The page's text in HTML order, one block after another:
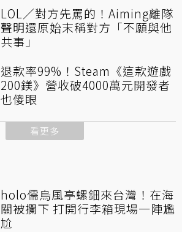
LOL／對方先罵的！Aiming離隊
聲明還原始末稱對方「不願與他
共事」
退款率99%！Steam《這款遊戲
200鎂》營收破4000萬元開發者
也傻眼
看更多
holo儒烏風亭螺鈿來台灣！在海
關被攔下 打開行李箱現場一陣尷
尬